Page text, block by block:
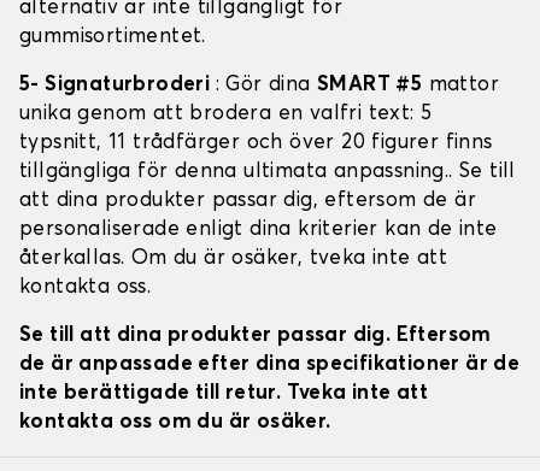
alternativ är inte tillgängligt för
gummisortimentet.
5- Signaturbroderi : Gör dinaSMART #5 mattor
unika genom att brodera en valfri text: 5
typsnitt, 11 trådfärger och över 20 figurer finns
tillgängliga för denna ultimata anpassning.. Se till
att dina produkter passar dig, eftersom de är
personaliserade enligt dina kriterier kan de inte
återkallas. Om du är osäker, tveka inte att
kontakta oss.
Se till att dina produkter passar dig. Eftersom
de är anpassade efter dina specifikationer är de
inte berättigade till retur. Tveka inte att
kontakta oss om du är osäker.